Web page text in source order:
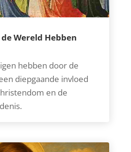
Wereld Hebben
hebben door de
diepgaande invloed
en de